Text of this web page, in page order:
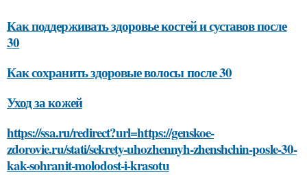
Как поддерживать здоровье костей и суставов после
30
Как сохранить здоровые волосы после 30
Уход за кожей
https://ssa.ru/redirect?url=https://genskoe-
zdorovie.ru/stati/sekrety-uhozhennyh-zhenshchin-posle-30-
kak-sohranit-molodost-i-krasotu